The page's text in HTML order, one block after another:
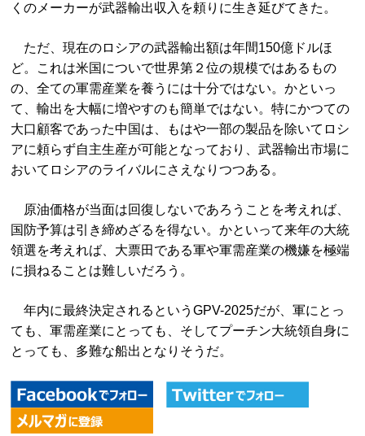
くのメーカーが武器輸出収入を頼りに生き延びてきた。
ただ、現在のロシアの武器輸出額は年間150億ドルほ
ど。これは米国についで世界第２位の規模ではあるもの
の、全ての軍需産業を養うには十分ではない。かといっ
て、輸出を大幅に増やすのも簡単ではない。特にかつての
大口顧客であった中国は、もはや一部の製品を除いてロシ
アに頼らず自主生産が可能となっており、武器輸出市場に
おいてロシアのライバルにさえなりつつある。
原油価格が当面は回復しないであろうことを考えれば、
国防予算は引き締めざるを得ない。かといって来年の大統
領選を考えれば、大票田である軍や軍需産業の機嫌を極端
に損ねることは難しいだろう。
年内に最終決定されるというGPV-2025だが、軍にとっ
ても、軍需産業にとっても、そしてプーチン大統領自身に
とっても、多難な船出となりそうだ。